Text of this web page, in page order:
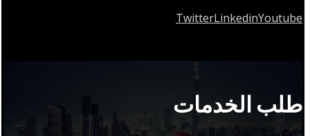
TwitterLinkedinYoutube
طلب الخدمات